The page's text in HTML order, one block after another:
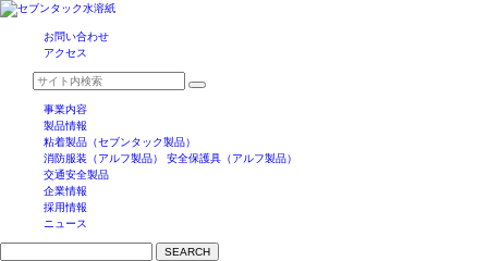
お問い合わせ
アクセス
事業内容
製品情報
粘着製品（セブンタック製品）
消防服装（アルフ製品） 安全保護具（アルフ製品）
交通安全製品
企業情報
採用情報
ニュース
SEARCH